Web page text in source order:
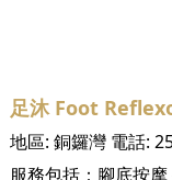
足沐 Foot
地區: 銅鑼灣電話:
服務包括： 腳底按摩